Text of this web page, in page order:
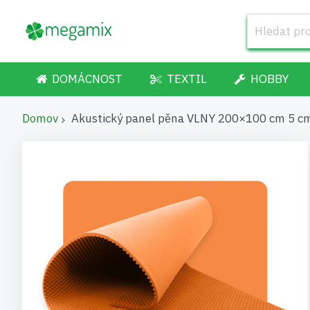
DOMÁCNOST TEXTIL HOBBY
Domov Akustický panel pěna VLNY 200×100 cm 5
obrázky